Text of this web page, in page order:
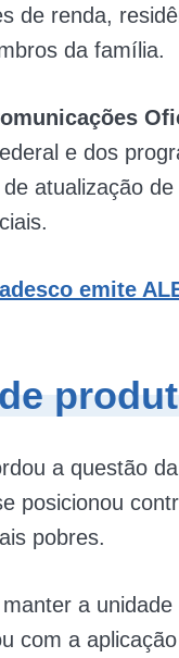
de renda,
da família.
e dos
atualização
emite
a questão
posicionou
pobres.
a
com a